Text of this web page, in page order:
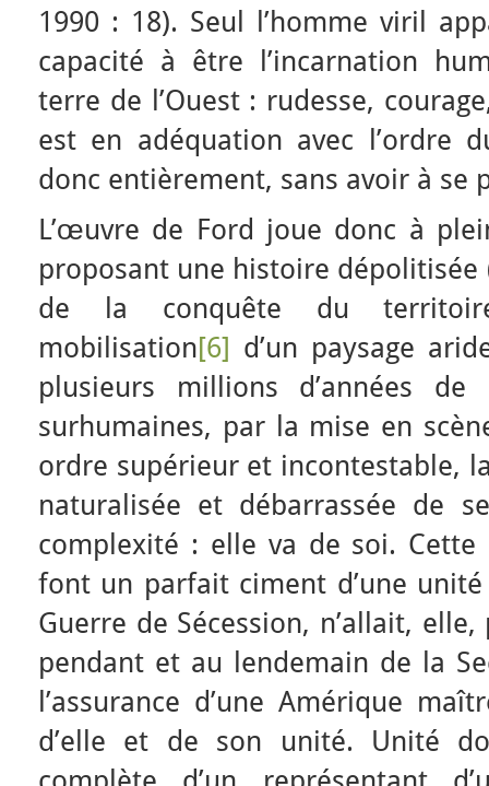
1990 : 18). Seul l’homme viril
capacité à être l’incarnation
terre de l’Ouest : rudesse,
est en adéquation avec l’ordre
donc entièrement, sans avoir à se
L’œuvre de Ford joue donc à
proposant une histoire dépolitisée
de la conquête du
mobilisation[6] d’un paysage
plusieurs millions d’années
surhumaines, par la mise en
ordre supérieur et incontestable,
naturalisée et débarrassée de
complexité : elle va de soi. Cette
font un parfait ciment d’une
Guerre de Sécession, n’allait,
pendant et au lendemain de la
l’assurance d’une Amérique
d’elle et de son unité. Unité